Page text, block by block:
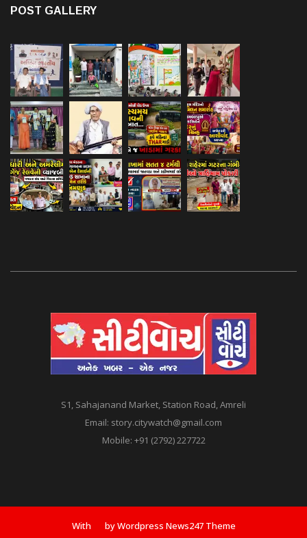
POST GALLERY
S1, Sahajanand Market, Station Road, Amreli
Email: story.citywatch@gmail.com
Mobile: +91 (2792) 227722
With by Wordpress News247 Theme